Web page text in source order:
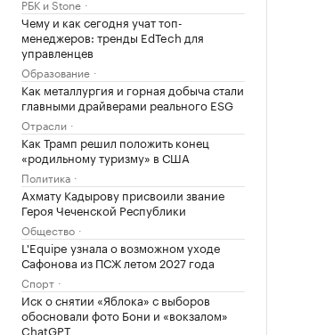
РБК и Stone
Чему и как сегодня учат топ-
менеджеров: тренды EdTech для
управленцев
Образование
Как металлургия и горная добыча стали
главными драйверами реального ESG
Отрасли
Как Трамп решил положить конец
«родильному туризму» в США
Политика
Ахмату Кадырову присвоили звание
Героя Чеченской Республики
Общество
L'Equipe узнала о возможном уходе
Сафонова из ПСЖ летом 2027 года
Спорт
Иск о снятии «Яблока» с выборов
обосновали фото Бони и «вокзалом»
ChatGPT